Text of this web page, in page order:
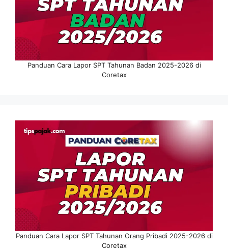
Panduan Cara Lapor SPT Tahunan Badan 2025-2026 di
Coretax
Panduan Cara Lapor SPT Tahunan Orang Pribadi 2025-2026 di
Coretax